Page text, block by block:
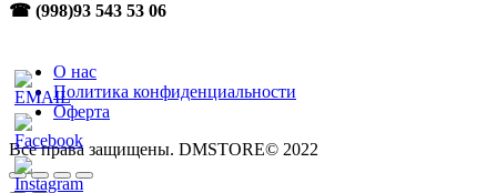
☎ (998)93 543 53 06
О нас
Политика конфиденциальности
Оферта
Все права защищены. DMSTORE© 2022